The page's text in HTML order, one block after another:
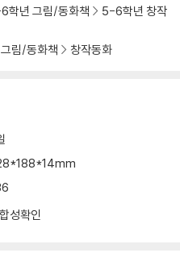
학년 그림/동화책
5-6학년 창작
그림/동화책 창작동화
성확인